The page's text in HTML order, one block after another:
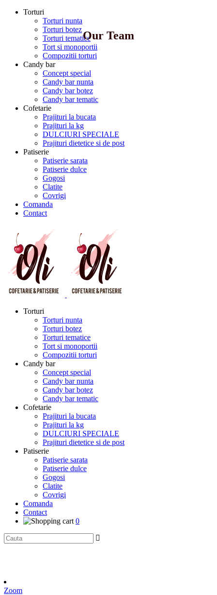
Torturi
Torturi nunta
Torturi botez
Torturi tematice
Tort si monoportii
Compozitii torturi
Candy bar
Concept special
Candy bar nunta
Candy bar botez
Candy bar tematic
Cofetarie
Prajituri la bucata
Prajituri la kg
DULCIURI SPECIALE
Prajituri dietetice si de post
Patiserie
Patiserie sarata
Patiserie dulce
Gogosi
Clatite
Covrigi
Comanda
Contact
Torturi
Torturi nunta
Torturi botez
Torturi tematice
Tort si monoportii
Compozitii torturi
Candy bar
Concept special
Candy bar nunta
Candy bar botez
Candy bar tematic
Cofetarie
Prajituri la bucata
Prajituri la kg
DULCIURI SPECIALE
Prajituri dietetice si de post
Patiserie
Patiserie sarata
Patiserie dulce
Gogosi
Clatite
Covrigi
Comanda
Contact
0
Our Team
Zoom